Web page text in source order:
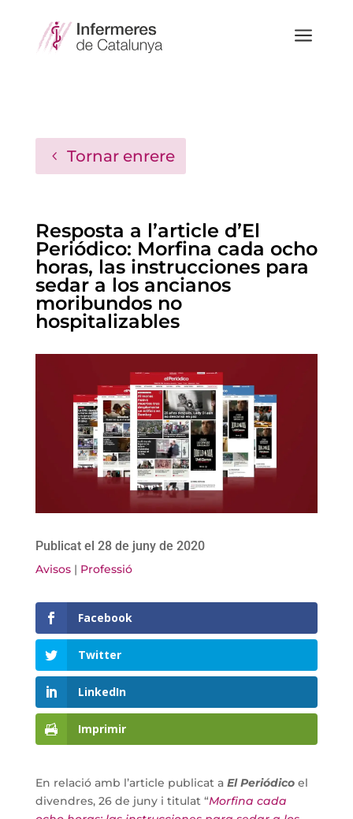
a
Tornar enrere
Resposta a l’article d’El
Periódico: Morfina cada ocho
horas, las instrucciones para
sedar a los ancianos
moribundos no
hospitalizables
Publicat el 28 de juny de 2020
Avisos| Professió
Facebook
Twitter
LinkedIn
Imprimir
En relació amb l’article publicat a El Periódico el
divendres, 26 de juny i titulat “Morfina cada